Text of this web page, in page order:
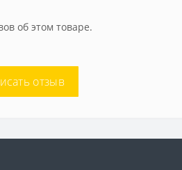
об этом товаре.
отзыв